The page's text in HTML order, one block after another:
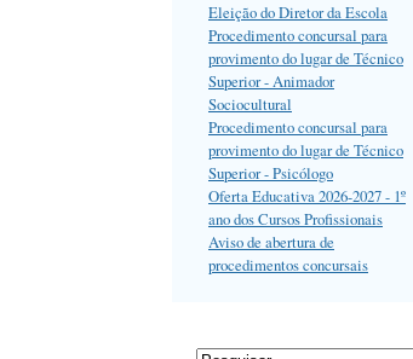
Eleição do Diretor da Escola
Procedimento concursal para
provimento do lugar de Técnico
Superior - Animador
Sociocultural
Procedimento concursal para
provimento do lugar de Técnico
Superior - Psicólogo
Oferta Educativa 2026-2027 - 1º
ano dos Cursos Profissionais
Aviso de abertura de
procedimentos concursais